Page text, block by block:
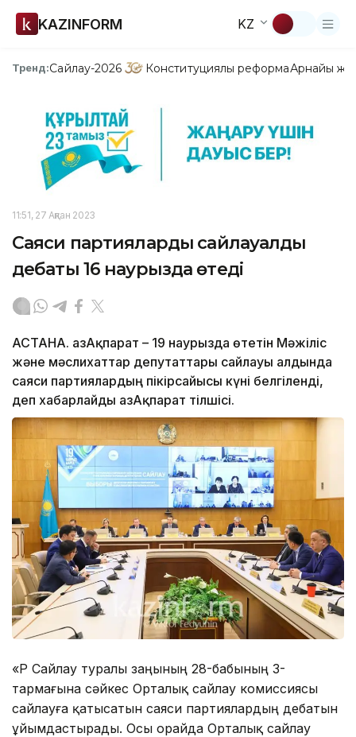
KAZINFORM KZ
Тренд:Сайлау-2026 Конституциялық реформаАрнайы
11:51, 27 Ақпан 2023
Саяси партиялардың сайлауалды
дебаты 16 наурызда өтеді
АСТАНА. ҚазАқпарат – 19 наурызда өтетін Мәжіліс
және мәслихаттар депутаттары сайлауы алдында
саяси партиялардың пікірсайысы күні белгіленді,
деп хабарлайды ҚазАқпарат тілшісі.
«ҚР Сайлау туралы заңының 28-бабының 3-
тармағына сәйкес Орталық сайлау комиссиясы
сайлауға қатысатын саяси партиялардың дебатын
ұйымдастырады. Осы орайда Орталық сайлау